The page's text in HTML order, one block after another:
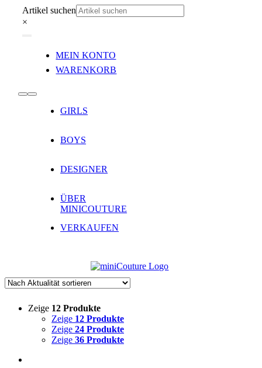
Inhalt
Artikel suchen
×
Navigation
MEIN KONTO
WARENKORB
Toggle
Navigation
GIRLS
BOYS
DESIGNER
ÜBER
MINICOUTURE
VERKAUFEN
Zeige 12 Produkte
Zeige 12 Produkte
Zeige 24 Produkte
Zeige 36 Produkte